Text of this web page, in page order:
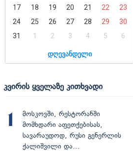
17
18 19 20 21 22
23
24
25 26 27 28 29
30
31
1 2 3 4 5 6
დღევანდელი
კვირის ყველაზე კითხვადი
1
მოსკოვში, რესტორანში
მომხდარი აფეთქებისას,
სავარაუდოდ, რუსი გენერლის
ქალიშვილი და...